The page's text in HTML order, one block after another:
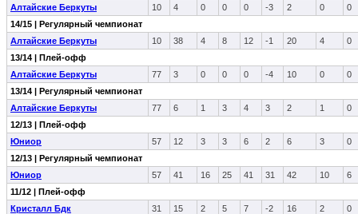
Алтайские Беркуты
10 4 0 0 0 -3 2 0
0
14/15 | Регулярный чемпионат
Алтайские Беркуты
10 38 4 8 12 -1 20 4
0
13/14 | Плей-офф
Алтайские Беркуты
77 3 0 0 0 -4 10 0
0
13/14 | Регулярный чемпионат
Алтайские Беркуты
77 6 1 3 4 3 2 1
0
12/13 | Плей-офф
Юниор
57 12 3 3 6 2 6 3
0
12/13 | Регулярный чемпионат
Юниор
57 41 16 25 41 31 42 10
6
11/12 | Плей-офф
Кристалл Бдк
31 15 2 5 7 -2 16 2
0